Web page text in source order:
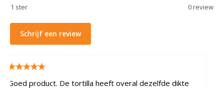
1 ster 0review
Schrijf een review
Goed product. De tortilla heeft overal dezelfde dikte